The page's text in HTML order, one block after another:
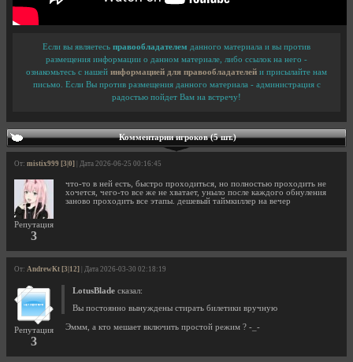
Если вы являетесь правообладателем данного материала и вы против
размещения информации о данном материале, либо ссылок на него -
ознакомьтесь с нашей информацией для правообладателей и присылайте нам
письмо. Если Вы против размещения данного материала - администрация с
радостью пойдет Вам на встречу!
Комментарии игроков (5 шт.)
От: mistix999 [3|0] | Дата 2026-06-25 00:16:45
Репутация
3
что-то в ней есть, быстро проходиться, но полностью проходить не
хочется, чего-то все же не хватает, уныло после каждого обнуления
заново проходить все этапы. дешевый таймкиллер на вечер
От: AndrewKt [3|12] | Дата 2026-03-30 02:18:19
Репутация
3
LotusBlade сказал:
Вы постоянно вынуждены стирать билетики вручную
Эммм, а кто мешает включить простой режим ? -_-